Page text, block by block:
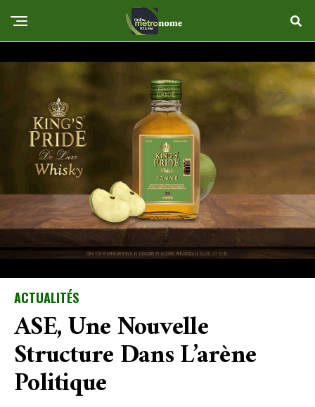
ACTUALITÉS
ASE, Une Nouvelle
Structure Dans L’arène
Politique